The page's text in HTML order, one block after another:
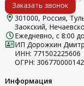
Заказать звонок
301000, Россия,
Заокский,
Ежедневно, с 8:00
ИП Дорожкин
ИНН: 771502225606
ОГРН:
Информация